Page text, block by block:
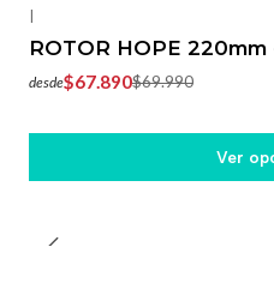
|
ROTOR HOPE 220mm
desde$67.890$69.990
Ver